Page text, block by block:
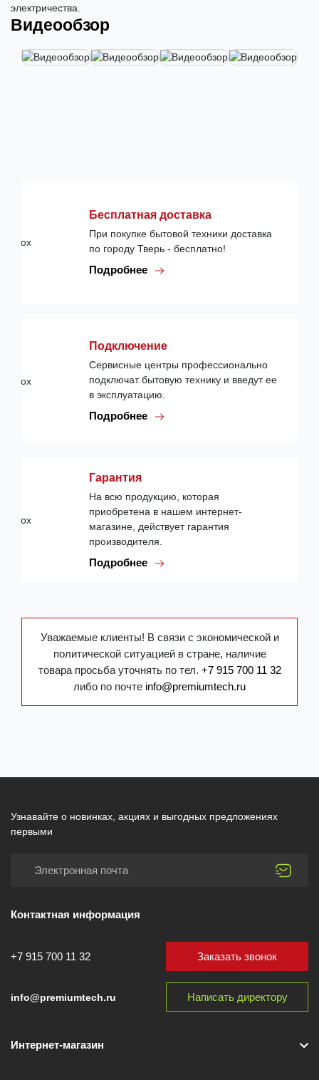
электричества.
Видеообзор
Бесплатная доставка
При покупке бытовой техники доставка
по городу Тверь - бесплатно!
Подробнее
Подключение
Сервисные центры профессионально
подключат бытовую технику и введут ее
в эксплуатацию.
Подробнее
Гарантия
На всю продукцию, которая
приобретена в нашем интернет-
магазине, действует гарантия
производителя.
Подробнее
Уважаемые клиенты! В связи с экономической и
политической ситуацией в стране, наличие
товара просьба уточнять по тел. +7 915 700 11 32
либо по почте info@premiumtech.ru
Узнавайте о новинках, акциях и выгодных предложениях
первыми
Контактная информация
+7 915 700 11 32
info@premiumtech.ru
Заказать звонок
Написать директору
Интернет-магазин